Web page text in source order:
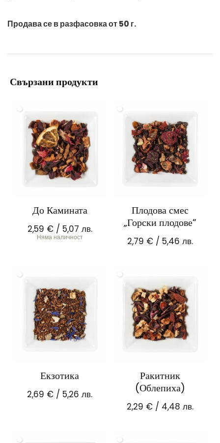
Продава се в разфасовка от 50 г.
Свързани продукти
До Камината
2,59 €/ 5,07 лв.
Няма наличност
Плодова смес
„Горски плодове“
2,79 €/ 5,46 лв.
Екзотика
2,69 € / 5,26 лв.
Ракитник
(Облепиха)
2,29 €/ 4,48 лв.